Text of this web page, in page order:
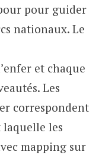
pour guider
nationaux. Le
et chaque
Les
correspondent
laquelle les
mapping sur